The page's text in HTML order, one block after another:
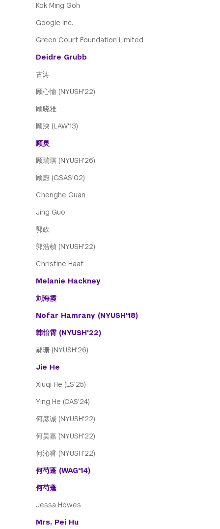
Kok Ming Goh
Google Inc.
Green Court Foundation Limited
Deidre Grubb
古涛
顾心愉 (NYUSH'22)
顾晓雅
顾泱 (LAW'13)
顾灵
顾瑞琪 (NYUSH'26)
顾蔚 (GSAS'02)
Chenghe Guan
Jing Guo
郭政
郭浩楨 (NYUSH'22)
Christine Haaf
Melanie Hackney
刘海霞
Nofar Hamrany (NYUSH'18)
韩怡霄 (NYUSH'22)
郝珊 (NYUSH'26)
Jie He
Xiuqi He (LS'25)
Ying He (CAS'24)
何彦诚 (NYUSH'22)
何昊嘉 (NYUSH'22)
何沁睿 (NYUSH'22)
何芍蓬 (WAG'14)
何芍蓬
Jessa Howes
Mrs. Pei Hu